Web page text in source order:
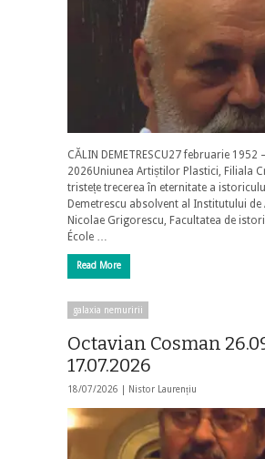
CĂLIN DEMETRESCU27 februarie 1952
2026Uniunea Artiștilor Plastici, Filiala
tristețe trecerea în eternitate a
Demetrescu absolvent al Institutului de
Nicolae Grigorescu, Facultatea de
École …
Read More
galaxia nemuririi
Octavian Cosman
17.07.2026
18/07/2026 | Nistor Laurențiu